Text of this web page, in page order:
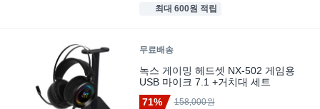
최대 600원 적립
무료배송
녹스 게이밍 헤드셋 NX-502 게임용
USB 마이크 7.1 +거치대 세트
71%
158,000원